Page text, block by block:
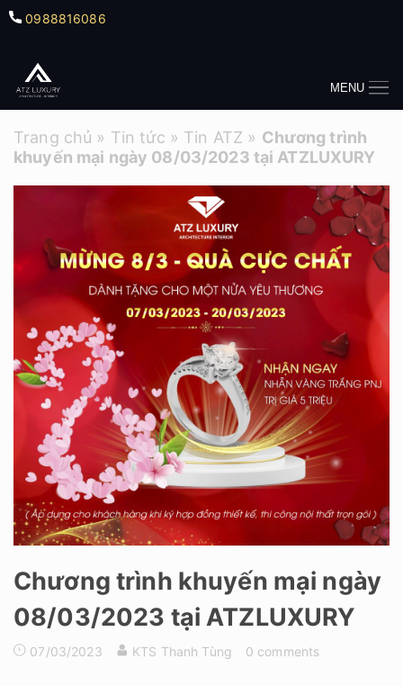
0988816086
MENU
Trang chủ » Tin tức » Tin ATZ » Chương trình
khuyến mại ngày 08/03/2023 tại ATZLUXURY
Chương trình khuyến mại ngày
08/03/2023 tại ATZLUXURY
07/03/2023 KTS Thanh Tùng 0 comments